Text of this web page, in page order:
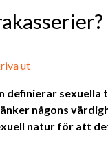
ut
definierar
någons
natur för att